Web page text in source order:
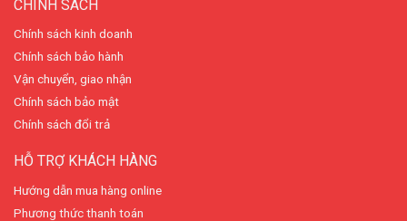
CHÍNH SÁCH
Chính sách kinh doanh
Chính sách bảo hành
Vận chuyển, giao nhận
Chính sách bảo mật
Chính sách đổi trả
HỖ TRỢ KHÁCH HÀNG
Hướng dẫn mua hàng online
Phương thức thanh toán